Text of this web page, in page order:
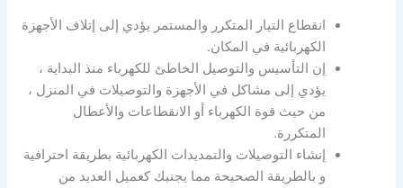
انقطاع التيار المتكرر والمستمر يؤدي إلى إتلاف الأجهزة
الكهربائية في المكان.
إن التأسيس والتوصيل الخاطئ للكهرباء منذ البداية ،
يؤدي إلى مشاكل في الأجهزة والتوصيلات في المنزل ،
من حيث قوة الكهرباء أو الانقطاعات والأعطال
المتكررة.
إنشاء التوصيلات والتمديدات الكهربائية بطريقة احترافية
و بالطريقة الصحيحة مما يجنبك كعميل العديد من